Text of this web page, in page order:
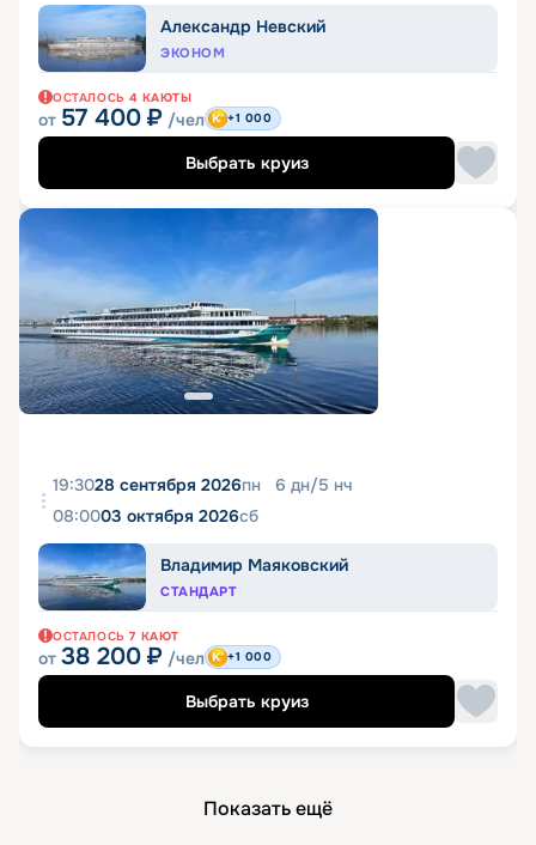
Александр Невский
ЭКОНОМ
ОСТАЛОСЬ 4 КАЮТЫ
от 57 400 ₽ /чел +1 000
Выбрать круиз
19:3028 сентября 2026пн 6 дн/5 нч
08:0003 октября 2026сб
Владимир Маяковский
СТАНДАРТ
ОСТАЛОСЬ 7 КАЮТ
от 38 200 ₽ /чел +1 000
Выбрать круиз
Показать ещё